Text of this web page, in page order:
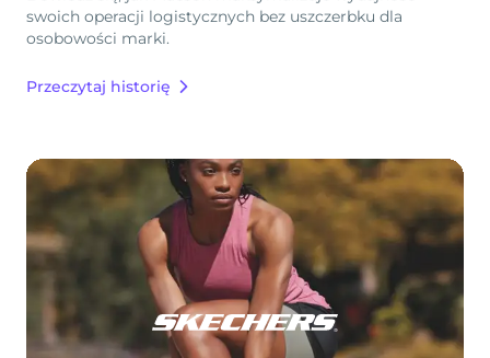
swoich operacji logistycznych bez uszczerbku dla
osobowości marki.
Przeczytaj historię